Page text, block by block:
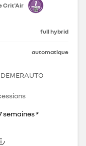
Crit'Air
full hybrid
automatique
semaines *